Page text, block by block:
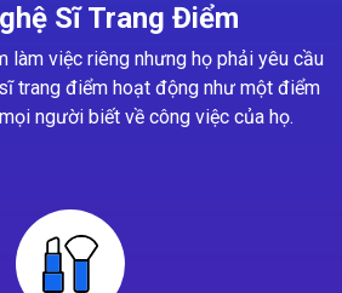
Sĩ Trang Điểm
làm việc riêng nhưng họ phải yêu cầu
trang điểm hoạt động như một điểm
người biết về công việc của họ.